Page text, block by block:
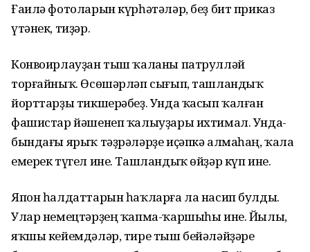
Ғаилә фотоларын күрһәтәләр, беҙ бит приказ
үтәнек, тиҙәр.
Конвоирлауҙан тыш ҡаланы патрулләй
торғайныҡ. Өсөшәрләп сығып, ташландыҡ
йорттарҙы тикшерәбеҙ. Унда ҡасып ҡалған
фашистар йәшенеп ҡалыуҙары ихтимал. Унда-
бындағы ярыҡ тәҙрәләрҙе иҫәпкә алмаһаң, ҡала
емерек түгел ине. Ташландыҡ өйҙәр күп ине.
Япон һалдаттарын һаҡларға ла насип булды.
Улар немецтәрҙең ҡапма-ҡаршыһы ине. Йылы,
яҡшы кейемдәләр, тире тыш бейәләйҙәре